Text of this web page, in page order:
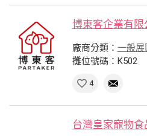
博東客企業有限
廠商分類： 一般展
攤位號碼：K502
4
台灣皇家寵物食